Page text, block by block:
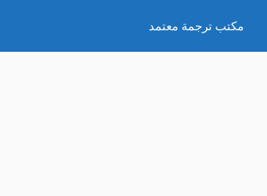
مكتب ترجمة معتمد